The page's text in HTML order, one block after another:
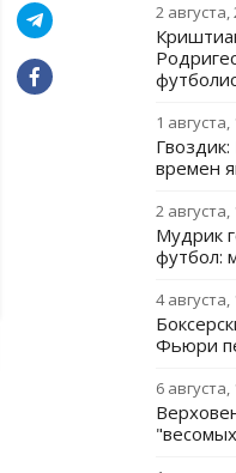
2 августа,
1 августа,
времен
2 августа,
Мудрик
футбол:
4 августа,
Фьюри
6 августа,